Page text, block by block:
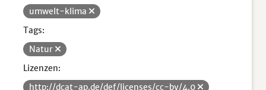
umwelt-klima
Tags:
Natur
Lizenzen:
http://dcat-ap.de/def/licenses/cc-by/4.0